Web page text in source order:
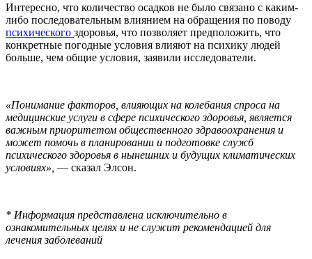
Интересно, что количество осадков не было связано с каким-
либо последовательным влиянием на обращения по поводу
психического здоровья, что позволяет предположить, что
конкретные погодные условия влияют на психику людей
больше, чем общие условия, заявили исследователи.
«Понимание факторов, влияющих на колебания спроса на
медицинские услуги в сфере психического здоровья, является
важным приоритетом общественного здравоохранения и
может помочь в планировании и подготовке служб
психического здоровья в нынешних и будущих климатических
условиях», — сказал Элсон.
* Информация представлена исключительно в
ознакомительных целях и не служит рекомендацией для
лечения заболеваний